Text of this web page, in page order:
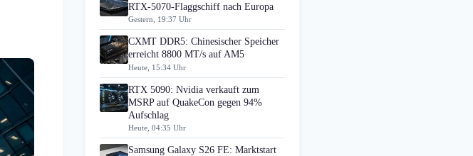
RTX-5070-Flaggschiff nach Europa
Gestern, 19:37 Uhr
CXMT DDR5: Chinesischer Speicher
erreicht 8800 MT/s auf AM5
Heute, 15:34 Uhr
RTX 5090: Nvidia verkauft zum
MSRP auf QuakeCon gegen 94%
Aufschlag
Heute, 04:35 Uhr
Samsung Galaxy S26 FE: Marktstart